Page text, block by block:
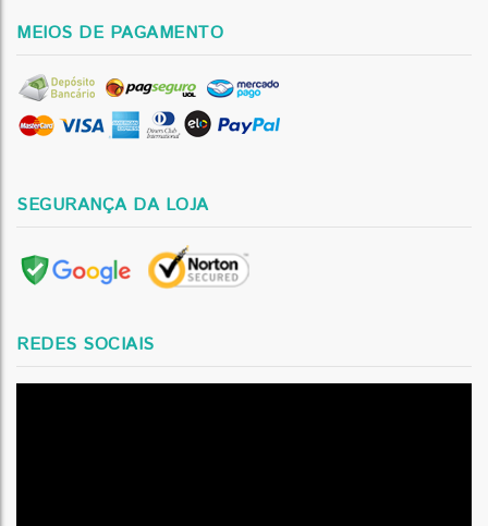
MEIOS DE PAGAMENTO
SEGURANÇA DA LOJA
REDES SOCIAIS